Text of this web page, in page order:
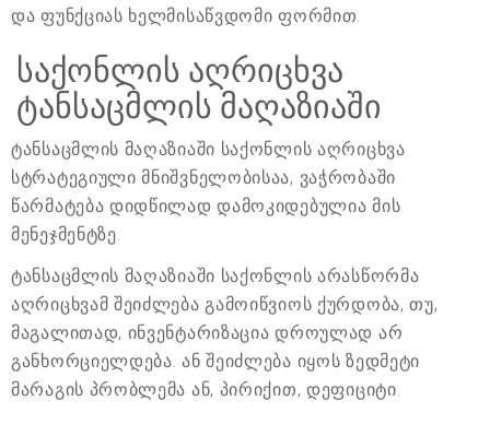
და ფუნქციას ხელმისაწვდომი ფორმით.
საქონლის აღრიცხვა
ტანსაცმლის მაღაზიაში
ტანსაცმლის მაღაზიაში საქონლის აღრიცხვა
სტრატეგიული მნიშვნელობისაა, ვაჭრობაში
წარმატება დიდწილად დამოკიდებულია მის
მენეჯმენტზე.
ტანსაცმლის მაღაზიაში საქონლის არასწორმა
აღრიცხვამ შეიძლება გამოიწვიოს ქურდობა, თუ,
მაგალითად, ინვენტარიზაცია დროულად არ
განხორციელდება. ან შეიძლება იყოს ზედმეტი
მარაგის პრობლემა ან, პირიქით, დეფიციტი.